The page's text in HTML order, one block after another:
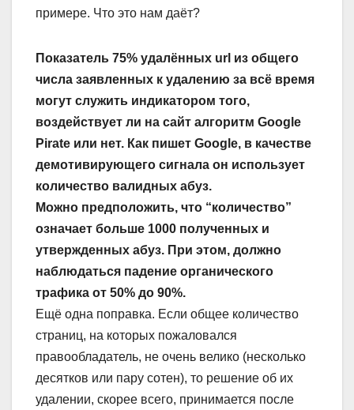
примере. Что это нам даёт?
Показатель 75% удалённых url из общего
числа заявленных к удалению за всё время
могут служить индикатором того,
воздействует ли на сайт алгоритм Google
Pirate или нет. Как пишет Google, в качестве
демотивирующего сигнала он использует
количество валидных абуз.
Можно предположить, что “количество”
означает больше 1000 полученных и
утвержденных абуз. При этом, должно
наблюдаться падение органического
трафика от 50% до 90%.
Ещё одна поправка. Если общее количество
страниц, на которых пожаловался
правообладатель, не очень велико (несколько
десятков или пару сотен), то решение об их
удалении, скорее всего, принимается после